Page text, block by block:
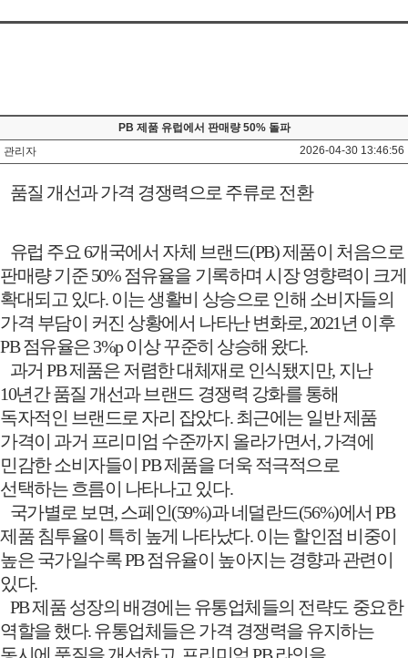
PB 제품 유럽에서 판매량 50% 돌파
관리자
2026-04-30 13:46:56
품질 개선과 가격 경쟁력으로 주류로 전환
유럽 주요 6개국에서 자체 브랜드(PB)제품이 처음으로
판매량 기준50%점유율을 기록하며 시장 영향력이 크게
확대되고 있다. 이는 생활비 상승으로 인해 소비자들의
가격 부담이 커진 상황에서 나타난 변화로, 2021년 이후
PB점유율은3%p이상 꾸준히 상승해 왔다.
과거PB제품은 저렴한 대체재로 인식됐지만, 지난
10년간 품질 개선과 브랜드 경쟁력 강화를 통해
독자적인 브랜드로 자리 잡았다.최근에는 일반 제품
가격이 과거 프리미엄 수준까지 올라가면서,가격에
민감한 소비자들이PB제품을 더욱 적극적으로
선택하는 흐름이 나타나고 있다.
국가별로 보면,스페인(59%)과 네덜란드(56%)에서PB
제품 침투율이 특히 높게 나타났다. 이는 할인점 비중이
높은 국가일수록PB점유율이 높아지는 경향과 관련이
있다.
PB제품 성장의 배경에는 유통업체들의 전략도 중요한
역할을 했다.유통업체들은 가격 경쟁력을 유지하는